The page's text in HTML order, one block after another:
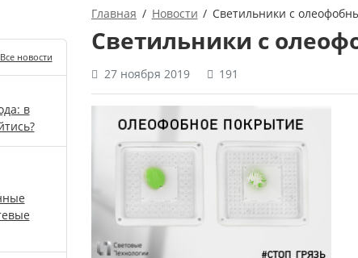
Главная Новости Светильники с
Светильники с
27 ноября 2019 191
Все новости
в